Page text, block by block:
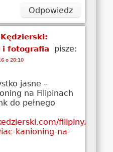
Odpowiedz
i fotografia
pisze:
o 20:10
jasne –
na Filipinach
do pełnego
filipiny/czy-
kanioning-na-